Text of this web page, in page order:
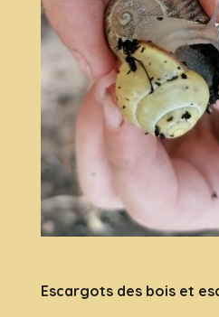
Escargots des bois et